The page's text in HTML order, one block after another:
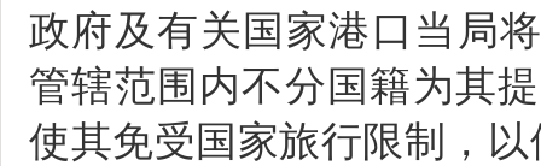
政府及有关国家港口当局
管辖范围内不分国籍为其
使其免受国家旅行限制，